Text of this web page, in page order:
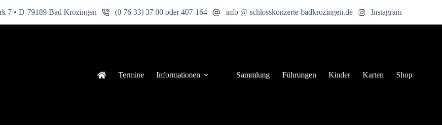
7 • D-79189 Bad Krozingen (0 76 33) 37 00 oder 407-164 info @ schlosskonzerte-badkrozingen.de Instagram
Termine Informationen Sammlung Führungen Kinder Karten Shop